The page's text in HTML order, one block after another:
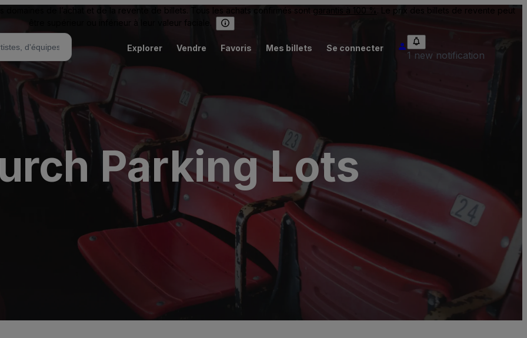
domaines de l’achat et de la revente de billets. Tous les achats confirmés sont garantis à 100 %
. Le prix des billets de revente peut
être supérieur ou inférieur à leur valeur faciale.
Explorer Vendre Favoris Mes billets Se connecter
1 new notification
Parking Lots